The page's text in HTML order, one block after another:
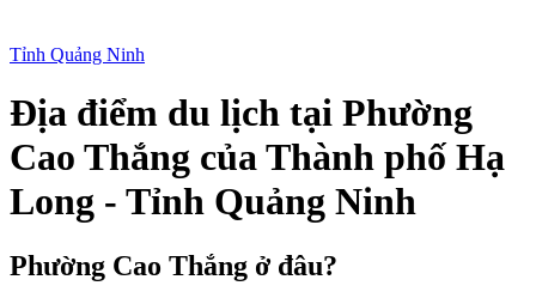
Tỉnh Quảng Ninh
Địa điểm du lịch tại Phường
Cao Thắng của Thành phố Hạ
Long - Tỉnh Quảng Ninh
Phường Cao Thắng ở đâu?